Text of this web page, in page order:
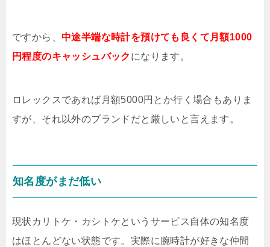
ですから、 中途半端な時計を預けても良くて月額1000
円程度のキャッシュバック になります。
ロレックスであれば月額5000円とか行く場合もありま
すが、それ以外のブランドだと厳しいと言えます。
知名度がまだ低い
現状カリトケ・カシトケというサービス自体の知名度
はほとんどない状態です。実際に腕時計が好きな仲間